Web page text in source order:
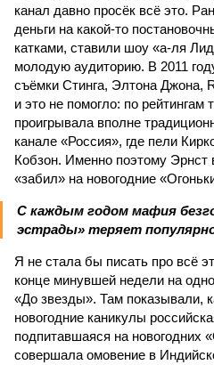
канал давно просёк всё это.
деньги на какой-то
катками, ставили шоу «а-ля
молодую аудиторию. В 2011
съёмки Стинга, Элтона Джона,
и это не помогло: по рейтингам
проигрывала вполне
канале «Россия», где пели
Кобзон. Именно поэтому Эрнст
«забил» на новогодние
С каждым годом мафия
эстрады» теряет
Я не стала бы писать про всё
конце минувшей недели на
«До звезды». Там показывали,
новогодние каникулы
подпитавшаяся на новогодних
совершала омовение в